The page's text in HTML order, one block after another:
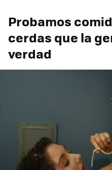
Probamos
cerdas que la
verdad